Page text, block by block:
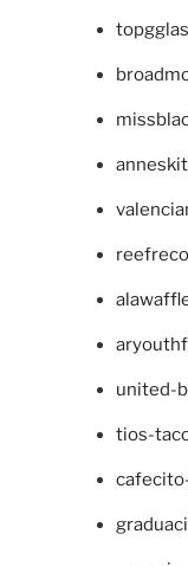
united-
tios-